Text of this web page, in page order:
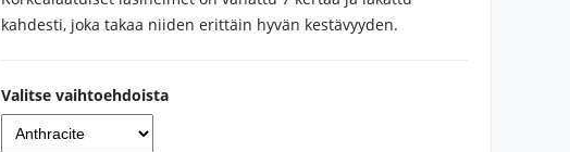
kahdesti, joka takaa niiden erittäin hyvän kestävyyden.
Valitse vaihtoehdoista